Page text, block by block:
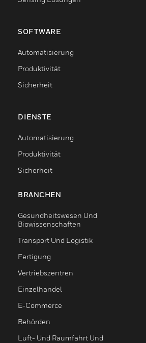
SOFTWARE
Automatisierung
Produktivität
Sicherheit
DIENSTE
Automatisierung
Produktivität
Sicherheit
BRANCHEN
Gesundheitswesen Und
Biowissenschaften
Transport Und Logistik
Fertigung
Vertriebszentren
Einzelhandel
E-Commerce
Behörden
Luft- Und Raumfahrt Und